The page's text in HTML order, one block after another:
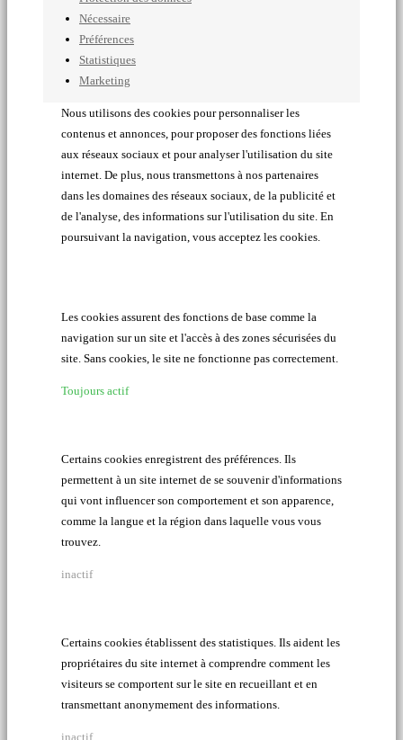
Nécessaire
Préférences
Statistiques
Marketing
Nous utilisons des cookies pour personnaliser les
contenus et annonces, pour proposer des fonctions liées
aux réseaux sociaux et pour analyser l'utilisation du site
internet. De plus, nous transmettons à nos partenaires
dans les domaines des réseaux sociaux, de la publicité et
de l'analyse, des informations sur l'utilisation du site. En
poursuivant la navigation, vous acceptez les cookies.
Les cookies assurent des fonctions de base comme la
navigation sur un site et l'accès à des zones sécurisées du
site. Sans cookies, le site ne fonctionne pas correctement.
Toujours actif
Certains cookies enregistrent des préférences. Ils
permettent à un site internet de se souvenir d'informations
qui vont influencer son comportement et son apparence,
comme la langue et la région dans laquelle vous vous
trouvez.
inactif
Certains cookies établissent des statistiques. Ils aident les
propriétaires du site internet à comprendre comment les
visiteurs se comportent sur le site en recueillant et en
transmettant anonymement des informations.
inactif